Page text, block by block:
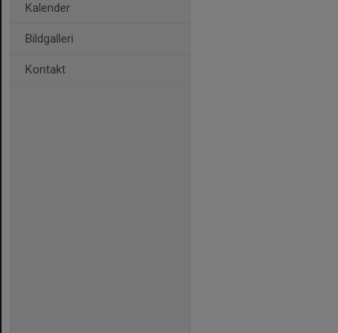
Kalender
Bildgalleri
Kontakt